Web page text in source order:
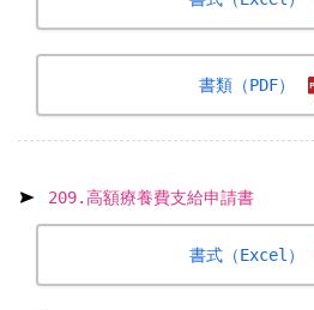
書類（PDF）
209.高額療養費支給申請書
書式（Excel）